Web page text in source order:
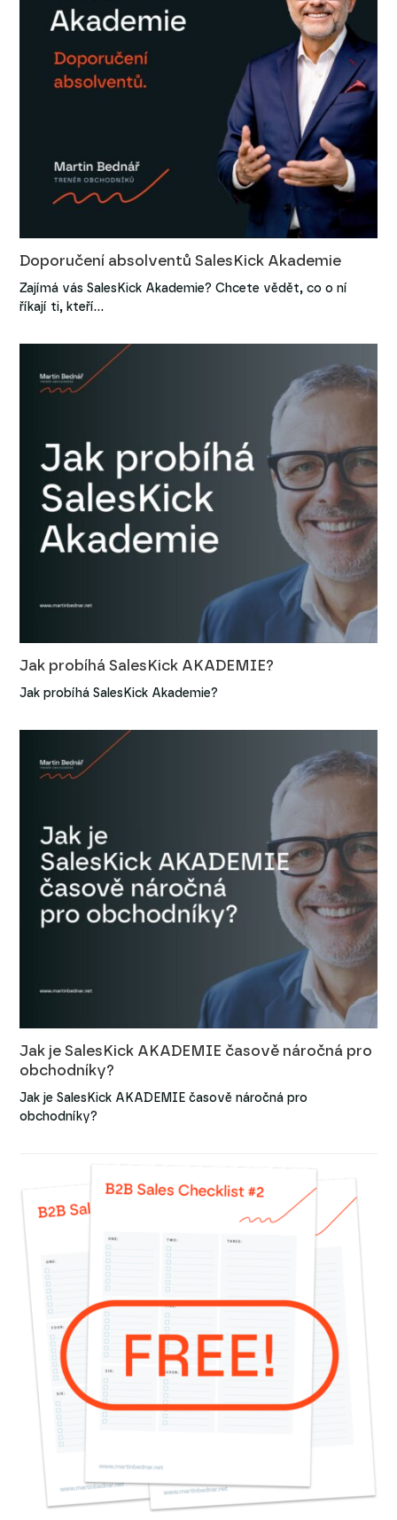
Doporučení absolventů SalesKick Akademie
Zajímá vás SalesKick Akademie? Chcete vědět, co o ní
říkají ti, kteří…
Jak probíhá SalesKick AKADEMIE?
Jak probíhá SalesKick Akademie?
Jak je SalesKick AKADEMIE časově náročná pro
obchodníky?
Jak je SalesKick AKADEMIE časově náročná pro
obchodníky?